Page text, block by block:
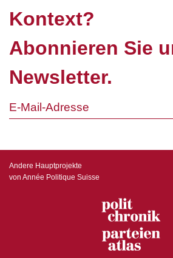
Kontext?
Abonnieren Sie
Newsletter.
Andere Hauptprojekte
von Année Politique Suisse